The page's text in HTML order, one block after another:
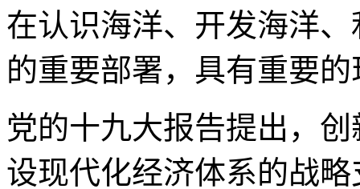
在认识海洋、开发海洋
的重要部署，具有重要
党的十九大报告提出，
设现代化经济体系的战